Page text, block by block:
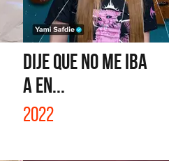
DIJE QUE NO ME IBA
A EN...
2022